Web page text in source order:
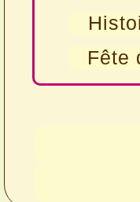
Fête